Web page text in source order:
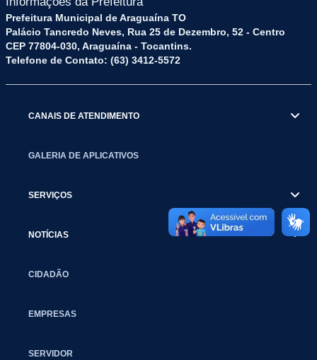
Prefeitura Municipal de Araguaína TO
Palácio Tancredo Neves, Rua 25 de Dezembro, 52 - Centro
CEP 77804-030, Araguaína - Tocantins.
Telefone de Contato: (63) 3412-5572
CANAIS DE ATENDIMENTO
GALERIA DE APLICATIVOS
SERVIÇOS
NOTÍCIAS
CIDADÃO
EMPRESAS
SERVIDOR